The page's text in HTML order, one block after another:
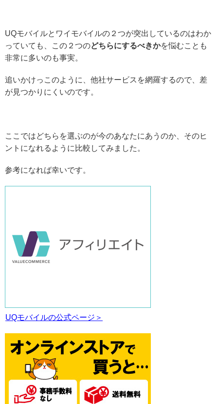
UQモバイルとワイモバイルの２つが突出しているのはわか
っていても、この２つのどちらにするべきかを悩むことも
非常に多いのも事実。
追いかけっこのように、他社サービスを網羅するので、差
が見つかりにくいのです。
ここではどちらを選ぶのが今のあなたにあうのか、そのヒ
ントになれるように比較してみました。
参考になれば幸いです。
UQモバイルの公式ページ＞